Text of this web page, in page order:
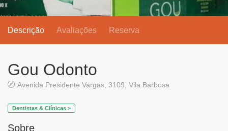
Descrição Avaliações Reserva
Gou Odonto
Avenida Presidente Vargas, 3109, Vila Barbosa
Dentistas & Clínicas >
Sobre